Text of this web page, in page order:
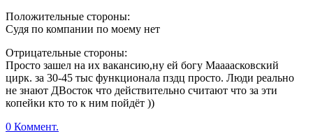
Положительные стороны:
Судя по компании по моему нет
Отрицательные стороны:
Просто зашел на их вакансию,ну ей богу Маааасковский
цирк. за 30-45 тыс функционала пздц просто. Люди реально
не знают ДВосток что действительно считают что за эти
копейки кто то к ним пойдёт ))
0 Коммент.